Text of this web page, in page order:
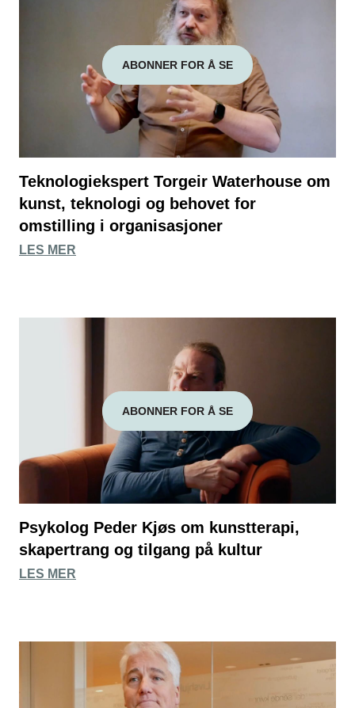
ABONNER FOR Å SE
Teknologiekspert Torgeir Waterhouse om
kunst, teknologi og behovet for
omstilling i organisasjoner
LES MER
ABONNER FOR Å SE
Psykolog Peder Kjøs om kunstterapi,
skapertrang og tilgang på kultur
LES MER